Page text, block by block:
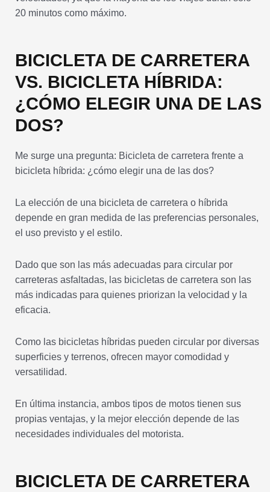
20 minutos como máximo.
BICICLETA DE CARRETERA
VS. BICICLETA HÍBRIDA:
¿CÓMO ELEGIR UNA DE LAS
DOS?
Me surge una pregunta: Bicicleta de carretera frente a
bicicleta híbrida: ¿cómo elegir una de las dos?
La elección de una bicicleta de carretera o híbrida
depende en gran medida de las preferencias personales,
el uso previsto y el estilo.
Dado que son las más adecuadas para circular por
carreteras asfaltadas, las bicicletas de carretera son las
más indicadas para quienes priorizan la velocidad y la
eficacia.
Como las bicicletas híbridas pueden circular por diversas
superficies y terrenos, ofrecen mayor comodidad y
versatilidad.
En última instancia, ambos tipos de motos tienen sus
propias ventajas, y la mejor elección depende de las
necesidades individuales del motorista.
BICICLETA DE CARRETERA